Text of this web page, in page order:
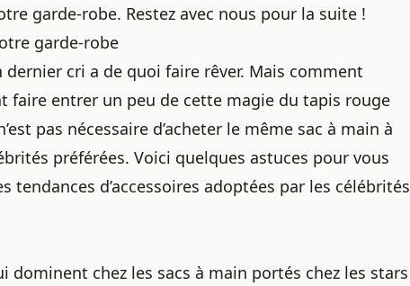
garde-robe. Restez avec nous pour la suite !
garde-robe
cri a de quoi faire rêver. Mais comment
faire entrer un peu de cette magie du tapis rouge
pas nécessaire d’acheter le même sac à main à
préférées. Voici quelques astuces pour vous
tendances d’accessoires adoptées par les célébrités
dominent chez les sacs à main portés chez les stars